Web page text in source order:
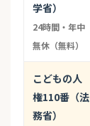
学省）
24時間・年中
無休（無料）
こどもの人
権110番（法
務省）